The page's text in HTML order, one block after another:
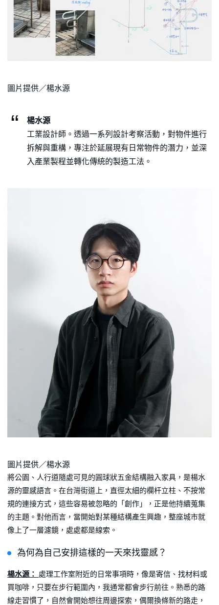
圖片提供／楊水源
楊水源
工業設計師。透過一系列設計考察活動，對物件進行
拆解與重構，專注於延展現有日常物件的潛力，並深
入產業製程並轉化傳統的製造工法。
圖片提供／楊水源
將公園、人行道隨處可見的圓球狀五金結構融入家具，是楊水
源的靈感語言。在台灣街道上，直徑太細的欄杆立柱、不按常
規的連接方式，這些容易被忽略的「創作」，正是他持續蒐集
的主題。對他而言，當開始對某種結構產生興趣，整座城市就
像上了一層濾鏡，處處都是線索。
為何為自己安排這樣的一天來找靈感？
楊水源： 處理工作室附近的日常事項時，像是寄信、找材料或
買咖啡，只要在步行範圍內，我通常都會步行前往。熟悉的路
線走習慣了，自然會開始想往周邊探索，偶爾換條新的路走，